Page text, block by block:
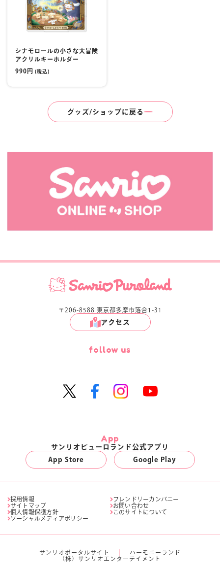
シナモロールの小さな大冒険
アクリルキーホルダー
990円 (税込)
グッズ/ショップに戻る
〒206-8588 東京都多摩市落合1-31
アクセス
follow us
App
サンリオピューロランド公式アプリ
App Store
Google Play
採用情報
フレンドリーカンパニー
サイトマップ
お問い合わせ
個人情報保護方針
このサイトについて
ソーシャルメディアポリシー
サンリオポータルサイト
ハーモニーランド
（株）サンリオエンターテイメント